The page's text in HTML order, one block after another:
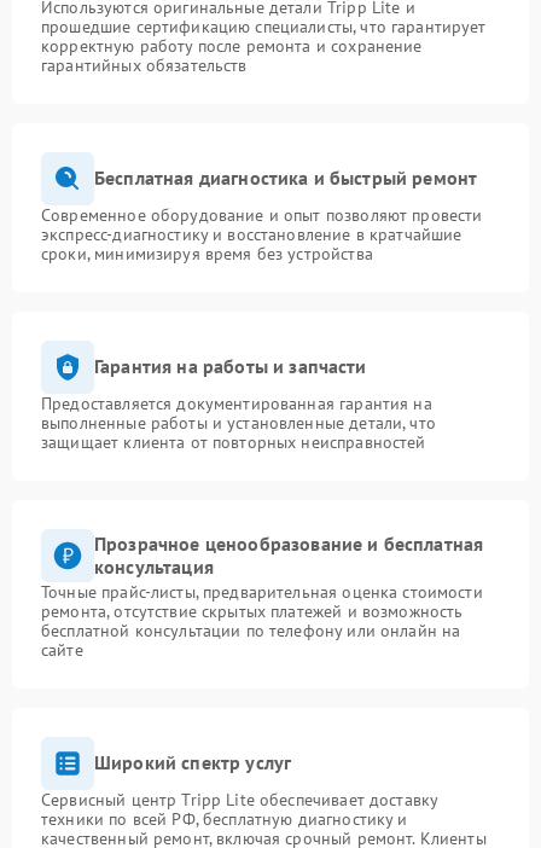
Используются оригинальные детали Tripp Lite и
прошедшие сертификацию специалисты, что гарантирует
корректную работу после ремонта и сохранение
гарантийных обязательств
Бесплатная диагностика и быстрый ремонт
Современное оборудование и опыт позволяют провести
экспресс-диагностику и восстановление в кратчайшие
сроки, минимизируя время без устройства
Гарантия на работы и запчасти
Предоставляется документированная гарантия на
выполненные работы и установленные детали, что
защищает клиента от повторных неисправностей
Прозрачное ценообразование и бесплатная
консультация
Точные прайс-листы, предварительная оценка стоимости
ремонта, отсутствие скрытых платежей и возможность
бесплатной консультации по телефону или онлайн на
сайте
Широкий спектр услуг
Сервисный центр Tripp Lite обеспечивает доставку
техники по всей РФ, бесплатную диагностику и
качественный ремонт, включая срочный ремонт. Клиенты